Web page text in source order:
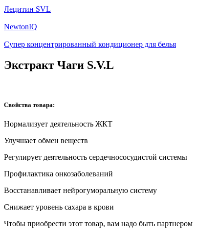
Лецитин SVL
NewtonIQ
Супер концентрированный кондиционер для белья
Экстракт Чаги S.V.L
Свойства товара:
Нормализует деятельность ЖКТ
Улучшает обмен веществ
Регулирует деятельность сердечнососудистой системы
Профилактика онкозаболеваний
Восстанавливает нейрогуморальную систему
Снижает уровень сахара в крови
Чтобы приобрести этот товар, вам надо быть партнером